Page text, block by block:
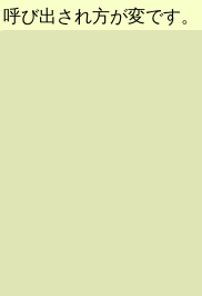
呼び出され方が変です。